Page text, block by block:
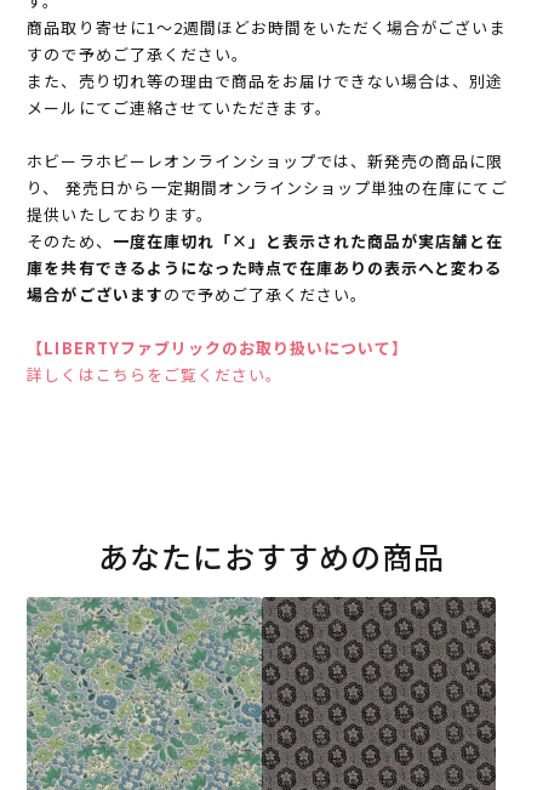
商品取り寄せに1～2週間ほどお時間をいただく場合がございま
すので予めご了承ください。
また、売り切れ等の理由で商品をお届けできない場合は、別途
メールにてご連絡させていただきます。
ホビーラホビーレオンラインショップでは、新発売の商品に限
り、 発売日から一定期間オンラインショップ単独の在庫にてご
提供いたしております。
そのため、 一度在庫切れ「×」と表示された商品が実店舗と在
庫を共有できるようになった時点で在庫ありの表示へと変わる
場合がございますので予めご了承ください。
【LIBERTYファブリックのお取り扱いについて】
詳しくはこちらをご覧ください。
あなたにおすすめの商品